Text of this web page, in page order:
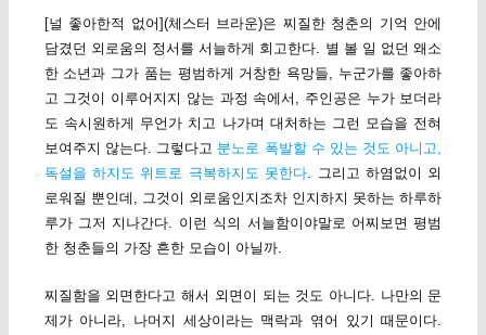
[널 좋아한적 없어](체스터 브라운)은 찌질한 청춘의 기억 안에
담겼던 외로움의 정서를 서늘하게 회고한다. 별 볼 일 없던 왜소
한 소년과 그가 품는 평범하게 거창한 욕망들, 누군가를 좋아하
고 그것이 이루어지지 않는 과정 속에서, 주인공은 누가 보더라
도 속시원하게 무언가 치고 나가며 대처하는 그런 모습을 전혀
보여주지 않는다. 그렇다고 분노로 폭발할 수 있는 것도 아니고,
독설을 하지도 위트로 극복하지도 못한다 . 그리고 하염없이 외
로워질 뿐인데, 그것이 외로움인지조차 인지하지 못하는 하루하
루가 그저 지나간다. 이런 식의 서늘함이야말로 어찌보면 평범
한 청춘들의 가장 흔한 모습이 아닐까.
찌질함을 외면한다고 해서 외면이 되는 것도 아니다. 나만의 문
제가 아니라, 나머지 세상이라는 맥락과 엮어 있기 때문이다.